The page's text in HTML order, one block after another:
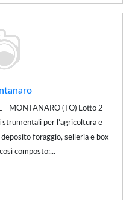
- MONTANARO (TO) Lotto 2 -
per l’agricoltura e
foraggio, selleria e box
composto:...